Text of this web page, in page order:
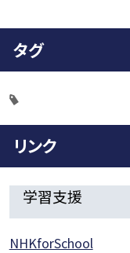
タグ
リンク
学習支援
NHKforSchool